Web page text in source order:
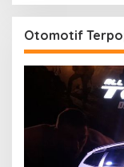
Otomotif